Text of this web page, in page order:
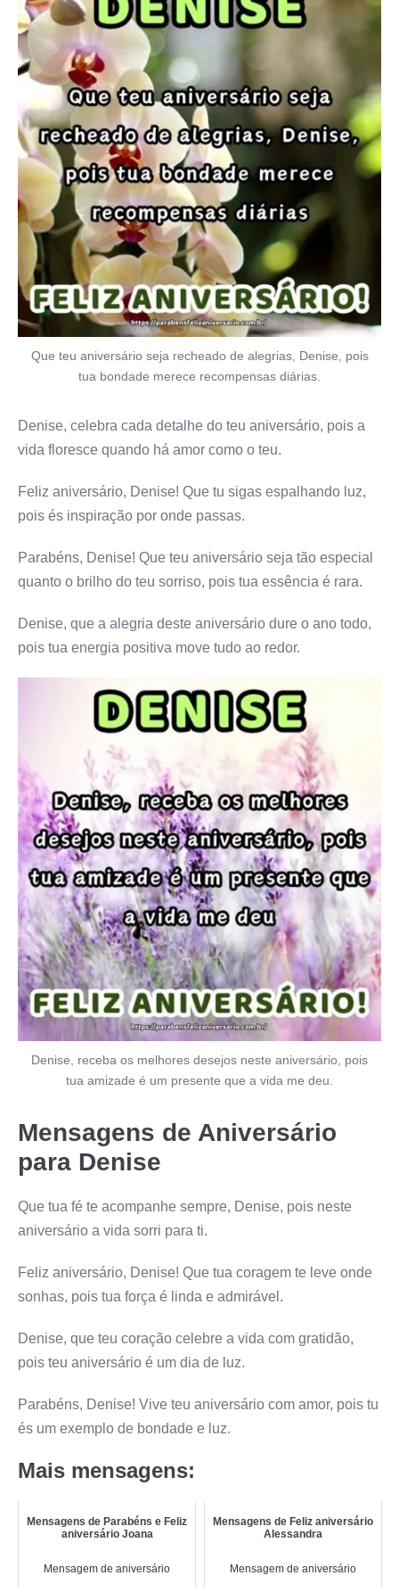
Que teu aniversário seja recheado de alegrias, Denise, pois
tua bondade merece recompensas diárias.
Denise, celebra cada detalhe do teu aniversário, pois a
vida floresce quando há amor como o teu.
Feliz aniversário, Denise! Que tu sigas espalhando luz,
pois és inspiração por onde passas.
Parabéns, Denise! Que teu aniversário seja tão especial
quanto o brilho do teu sorriso, pois tua essência é rara.
Denise, que a alegria deste aniversário dure o ano todo,
pois tua energia positiva move tudo ao redor.
Denise, receba os melhores desejos neste aniversário, pois
tua amizade é um presente que a vida me deu.
Mensagens de Aniversário
para Denise
Que tua fé te acompanhe sempre, Denise, pois neste
aniversário a vida sorri para ti.
Feliz aniversário, Denise! Que tua coragem te leve onde
sonhas, pois tua força é linda e admirável.
Denise, que teu coração celebre a vida com gratidão,
pois teu aniversário é um dia de luz.
Parabéns, Denise! Vive teu aniversário com amor, pois tu
és um exemplo de bondade e luz.
Mais mensagens:
Mensagens de Parabéns e Feliz
aniversário Joana
Mensagem de aniversário
Mensagens de Feliz aniversário
Alessandra
Mensagem de aniversário